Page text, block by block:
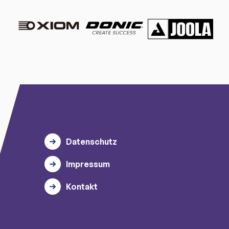
Datenschutz
Impressum
Kontakt